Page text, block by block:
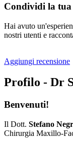
Condividi la tua
Hai avuto
nostri utenti e
Aggiungi recensione
Profilo - Dr
Benvenuti!
Il Dott. Stefano
Chirurgia Maxillo-